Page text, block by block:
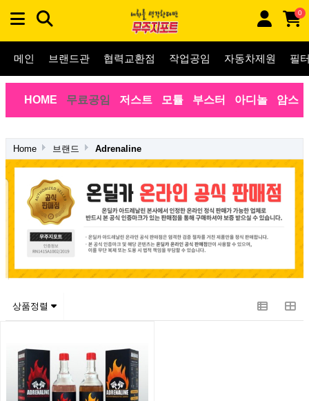
0
메인 브랜드관 협력교환점 작업공임 자동차제원 필
HOME 무료공임 저스트 모튤 부스터 아디놀 암스
Home 브랜드 Adrenaline
상품정렬